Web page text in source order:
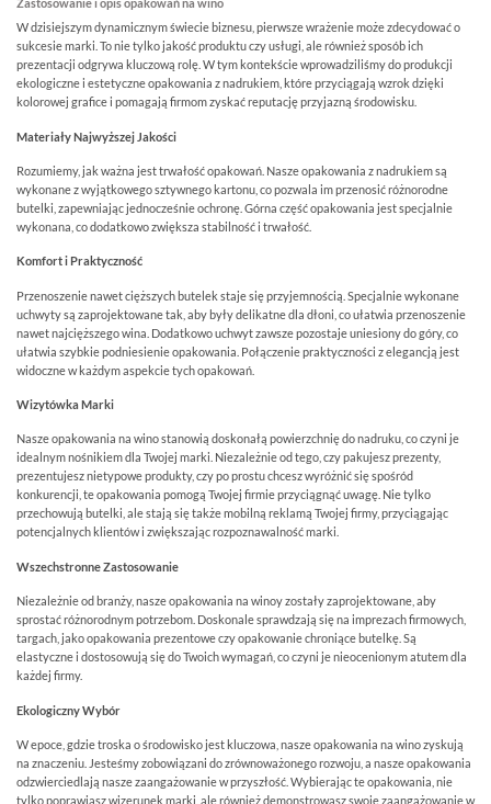
W dzisiejszym dynamicznym świecie biznesu, pierwsze wrażenie może zdecydować o
sukcesie marki. To nie tylko jakość produktu czy usługi, ale również sposób ich
prezentacji odgrywa kluczową rolę. W tym kontekście wprowadziliśmy do produkcji
ekologiczne i estetyczne opakowania z nadrukiem, które przyciągają wzrok dzięki
kolorowej grafice i pomagają firmom zyskać reputację przyjazną środowisku.
Materiały Najwyższej Jakości
Rozumiemy, jak ważna jest trwałość opakowań. Nasze opakowania z nadrukiem są
wykonane z wyjątkowego sztywnego kartonu, co pozwala im przenosić różnorodne
butelki, zapewniając jednocześnie ochronę. Górna część opakowania jest specjalnie
wykonana, co dodatkowo zwiększa stabilność i trwałość.
Komfort i Praktyczność
Przenoszenie nawet cięższych butelek staje się przyjemnością. Specjalnie wykonane
uchwyty są zaprojektowane tak, aby były delikatne dla dłoni, co ułatwia przenoszenie
nawet najcięższego wina. Dodatkowo uchwyt zawsze pozostaje uniesiony do góry, co
ułatwia szybkie podniesienie opakowania. Połączenie praktyczności z elegancją jest
widoczne w każdym aspekcie tych opakowań.
Wizytówka Marki
Nasze opakowania na wino stanowią doskonałą powierzchnię do nadruku, co czyni je
idealnym nośnikiem dla Twojej marki. Niezależnie od tego, czy pakujesz prezenty,
prezentujesz nietypowe produkty, czy po prostu chcesz wyróżnić się spośród
konkurencji, te opakowania pomogą Twojej firmie przyciągnąć uwagę. Nie tylko
przechowują butelki, ale stają się także mobilną reklamą Twojej firmy, przyciągając
potencjalnych klientów i zwiększając rozpoznawalność marki.
Wszechstronne Zastosowanie
Niezależnie od branży, nasze opakowania na winoy zostały zaprojektowane, aby
sprostać różnorodnym potrzebom. Doskonale sprawdzają się na imprezach firmowych,
targach, jako opakowania prezentowe czy opakowanie chroniące butelkę. Są
elastyczne i dostosowują się do Twoich wymagań, co czyni je nieocenionym atutem dla
każdej firmy.
Ekologiczny Wybór
W epoce, gdzie troska o środowisko jest kluczowa, nasze opakowania na wino zyskują
na znaczeniu. Jesteśmy zobowiązani do zrównoważonego rozwoju, a nasze opakowania
odzwierciedlają nasze zaangażowanie w przyszłość. Wybierając te opakowania, nie
tylko poprawiasz wizerunek marki, ale również demonstrowasz swoje zaangażowanie w